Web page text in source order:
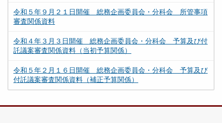
令和５年９月２１日開催 総務企画委員会・分科会 所管事項
審査関係資料
令和４年３月３日開催 総務企画委員会・分科会 予算及び付
託議案審査関係資料（当初予算関係）
令和５年２月１６日開催 総務企画委員会・分科会 予算及び
付託議案審査関係資料（補正予算関係）